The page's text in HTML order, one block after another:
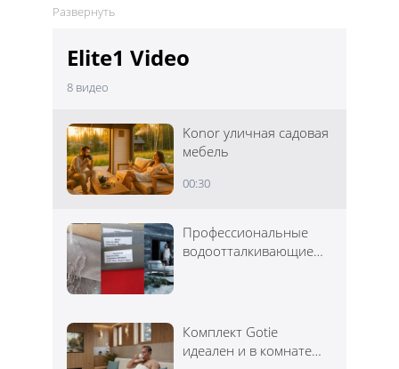
благородство выбранной древесины — будь то
лиственница, атмосферная и устойчивая к
гниению термоясень, экзотическая и
невероятно прочная акация, классический и
обработанной защитными маслами,
подчёркивает природную красоту и создаёт
тёплую, гостеприимную атмосферу в саду или
на веранде.
Elite1 Video
8 видео
Konor уличная садовая
мебель
00:30
Профессиональные
водоотталкивающие
Комплект Gotie
идеален и в комнате